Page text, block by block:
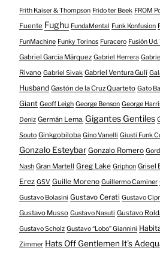
Frith Kaiser & Thompson Frido ter Beek FROM
Fuente Fughu FundaMental Funk Konfusion
FunMachine Funky Torinos Furacero Fusión
Gabriel García Márquez Gabriel Herrera
Rivano Gabriel Sivak Gabriel Ventura Gulí
Husband Gastón de la Cruz Quarteto Gato
Giant Geoff Leigh George Benson George
Deniz Germán Lema. Gigantes Gentiles
Souto Ginkgobiloba Gino Vanelli Giusti Funk
Gonzalo Esteybar Gonzalo Romero
Nash Gran Martell Greg Lake Griphon Grisel
Erez GSV Guille Moreno Guillermo Caminer
Gustavo Bolasini Gustavo Cerati Gustavo
Gustavo Musso Gustavo Nasuti Gustavo
Gustavo Scholz Gustavo “Lobo” Giannini
Zimmer Hats Off Gentlemen It's